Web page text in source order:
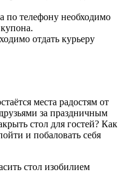
по телефону необходимо
отдать курьеру
места радостям от
за праздничным
стол для гостей? Как
и побаловать себя
стол изобилием